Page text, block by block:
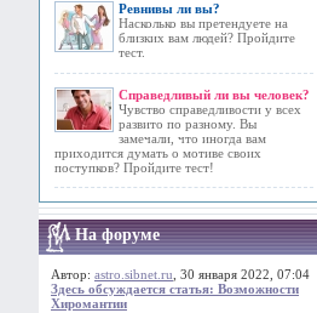
Ревнивы ли вы?
Насколько вы претендуете на
близких вам людей? Пройдите
тест.
Справедливый ли вы человек?
Чувство справедливости у всех
развито по разному. Вы
замечали, что иногда вам
приходится думать о мотиве своих
поступков? Пройдите тест!
На форуме
Автор: astro.sibnet.ru , 30 января 2022, 07:04
Здесь обсуждается статья: Возможности
Хиромантии